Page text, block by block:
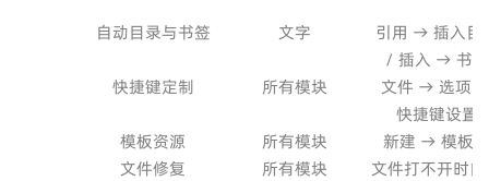
自动目录与书签 文字
引用 → 插入目
/ 插入 → 书签
快捷键定制
所有模块
文件 → 选项
快捷键设置
模板资源
所有模块
新建 → 模板库
文件修复
所有模块
文件打不开时